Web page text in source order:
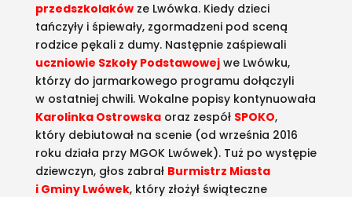
przedszkolakówze Lwówka. Kiedy dzieci
tańczyły i śpiewały, zgormadzeni pod sceną
rodzice pękali z dumy. Następnie zaśpiewali
uczniowie Szkoły Podstawowej we Lwówku,
którzy do jarmarkowego programu dołączyli
w ostatniej chwili. Wokalne popisy kontynuowała
Karolinka Ostrowskaoraz zespół SPOKO,
który debiutował na scenie (od września 2016
roku działa przy MGOK Lwówek). Tuż po występie
dziewczyn, głos zabrał Burmistrz Miasta
i Gminy Lwówek, który złożył świąteczne